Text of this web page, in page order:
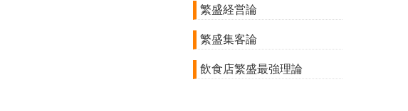
繁盛経営論
繁盛集客論
飲食店繁盛最強理論